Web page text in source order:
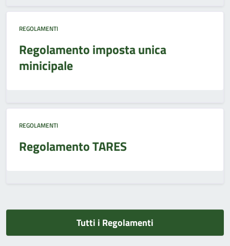
REGOLAMENTI
Regolamento imposta unica
minicipale
REGOLAMENTI
Regolamento TARES
Tutti i Regolamenti